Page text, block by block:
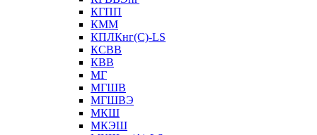
КГПП
КММ
КПЛКнг(C)-LS
КСВВ
КВВ
МГ
МГШВ
МГШВЭ
МКШ
МКЭШ